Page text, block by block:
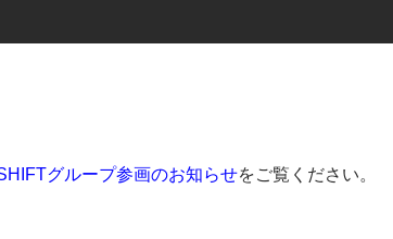
グループ参画のお知らせをご覧ください。